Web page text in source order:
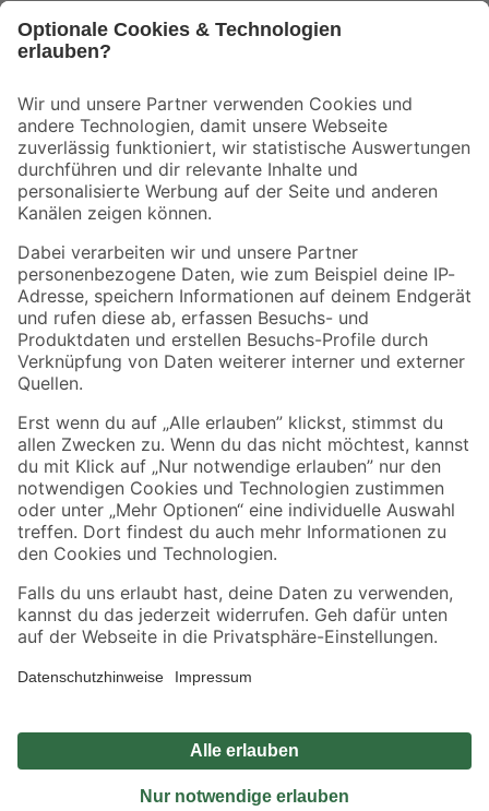
Der toom Newsletter: Keine Angebote und Aktionen mehr verpassen!
Zur Newsletter Anmeldung
Folge uns
Zahlungsarten Versandarten
Sicher einkaufen
Jetzt die toom-App herunterladen
Alle Preisangaben in EUR inkl. gesetzl. MwSt.. Die dargestellten Angebote sind unter
Umständen nicht in allen Märkten verfügbar. Die angegebenen Verfügbarkeiten beziehen
Produkte nur solange der Vorrat reicht.
*Paketversand ab 59 € versandkostenfrei, gilt nicht für Artikel mit Speditionsversand, hier
Privatsphäre Impressum
Nutzungsbedingungen
Widerrufsrecht
Vertrag widerrufen